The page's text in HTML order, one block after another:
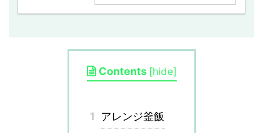
Contents [hide]
1
アレンジ釜飯